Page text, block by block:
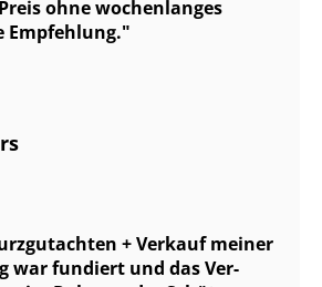
ohne wochenlanges
Empfehlung.
+ Verkauf meiner
war fundiert und das Ver­